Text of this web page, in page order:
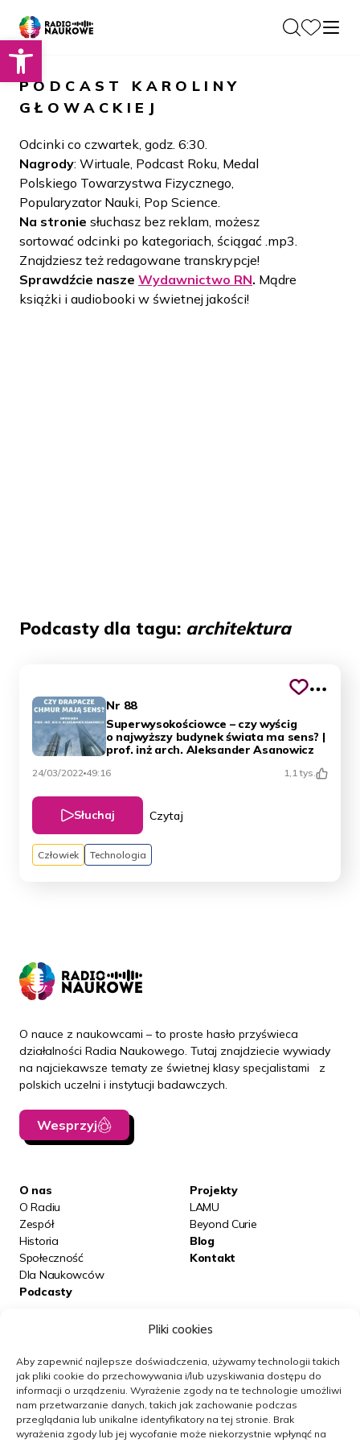
Otwórz pasek narzędzi
Pliki cookies
Aby zapewnić najlepsze doświadczenia, używamy technologii takich
jak pliki cookie do przechowywania i/lub uzyskiwania dostępu do
informacji o urządzeniu. Wyrażenie zgody na te technologie umożliwi
nam przetwarzanie danych, takich jak zachowanie podczas
przeglądania lub unikalne identyfikatory na tej stronie. Brak
wyrażenia zgody lub jej wycofanie może niekorzystnie wpłynąć na
O nas
O Radiu
Zespół
Historia
Społeczność
Dla Naukowców
Podcasty
Projekty
LAMU
Beyond Curie
Blog
Kontakt
Wydawnictwo
PODCAST
KAROLINY
GŁOWACKIEJ
Odcinki co czwartek, godz. 6:30.
Nagrody: Wirtuale, Podcast Roku, Medal
Polskiego Towarzystwa Fizycznego,
Popularyzator Nauki, Pop Science.
Na stronie słuchasz bez reklam, możesz
sortować odcinki po kategoriach, ściągać .mp3.
Znajdziesz też redagowane transkrypcje!
Sprawdźcie nasze Wydawnictwo RN. Mądre
książki i audiobooki w świetnej jakości!
Podcasty dla tagu: architektura
Nr 88
Superwysokościowce – czy wyścig
o najwyższy budynek świata ma sens? |
prof. inż arch. Aleksander Asanowicz
24/03/2022 49:16 1,1 tys.
Słuchaj Czytaj
Człowiek Technologia
O nauce z naukowcami – to proste hasło przyświeca
działalności Radia Naukowego. Tutaj znajdziecie wywiady
na najciekawsze tematy ze świetnej klasy specjalistami z
polskich uczelni i instytucji badawczych.
Wesprzyj
O nas
O Radiu
Zespół
Historia
Społeczność
Dla Naukowców
Podcasty
Projekty
LAMU
Beyond Curie
Blog
Kontakt
Obserwuj nas